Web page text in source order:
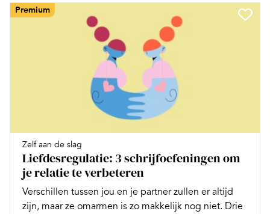
Premium
Zelf aan de slag
Liefdesregulatie: 3 schrijfoefeningen om
je relatie te verbeteren
Verschillen tussen jou en je partner zullen er altijd
zijn, maar ze omarmen is zo makkelijk nog niet. Drie